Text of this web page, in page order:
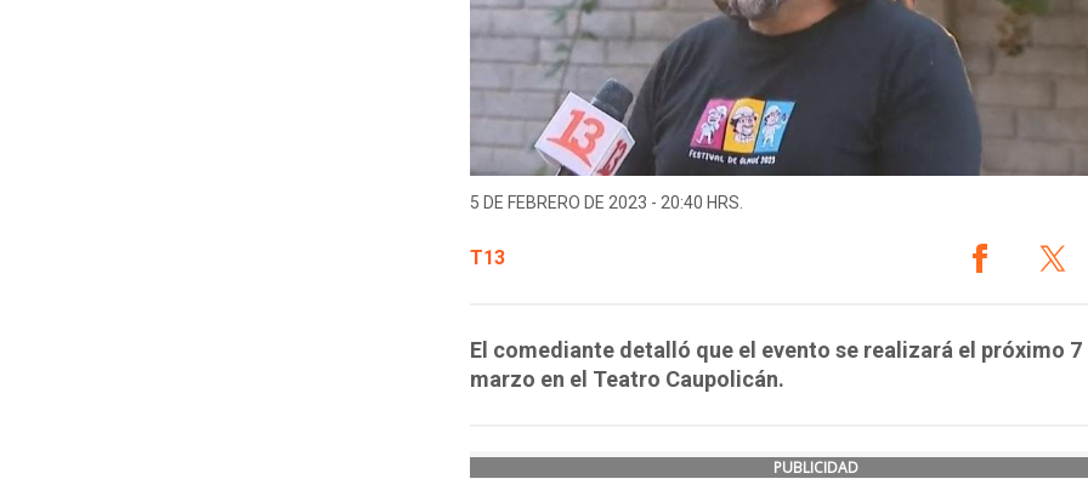
5 DE FEBRERO DE 2023 - 20:40 HRS.
T13
El comediante detalló que el evento se realizará el próximo 7
marzo en el Teatro Caupolicán.
PUBLICIDAD